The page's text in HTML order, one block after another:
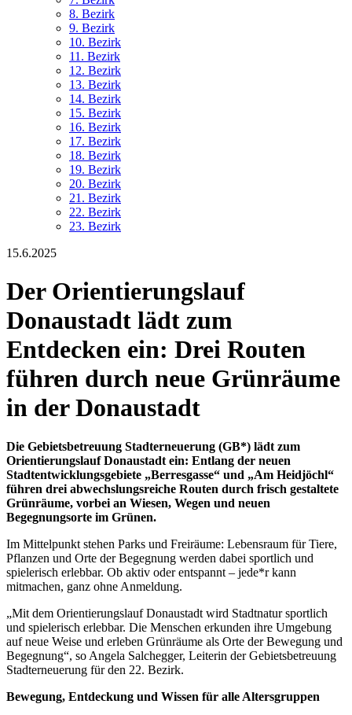
8. Bezirk
9. Bezirk
10. Bezirk
11. Bezirk
12. Bezirk
13. Bezirk
14. Bezirk
15. Bezirk
16. Bezirk
17. Bezirk
18. Bezirk
19. Bezirk
20. Bezirk
21. Bezirk
22. Bezirk
23. Bezirk
15.6.2025
Der Orientierungslauf
Donaustadt lädt zum
Entdecken ein: Drei Routen
führen durch neue Grünräume
in der Donaustadt
Die Gebietsbetreuung Stadterneuerung (GB*) lädt zum
Orientierungslauf Donaustadt ein: Entlang der neuen
Stadtentwicklungsgebiete „Berresgasse“ und „Am Heidjöchl“
führen drei abwechslungsreiche Routen durch frisch gestaltete
Grünräume, vorbei an Wiesen, Wegen und neuen
Begegnungsorte im Grünen.
Im Mittelpunkt stehen Parks und Freiräume: Lebensraum für Tiere,
Pflanzen und Orte der Begegnung werden dabei sportlich und
spielerisch erlebbar. Ob aktiv oder entspannt – jede*r kann
mitmachen, ganz ohne Anmeldung.​​​​​​​
„Mit dem Orientierungslauf Donaustadt wird Stadtnatur sportlich
und spielerisch erlebbar. Die Menschen erkunden ihre Umgebung
auf neue Weise und erleben Grünräume als Orte der Bewegung und
Begegnung“, so Angela Salchegger, Leiterin der Gebietsbetreuung
Stadterneuerung für den 22. Bezirk.
Bewegung, Entdeckung und Wissen für alle Altersgruppen